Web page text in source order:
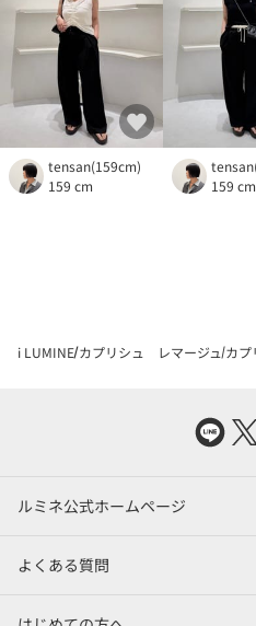
tensan(159cm)
159 cm
159 cm
i LUMINE カプリシュ レマージュ カ
ルミネ公式ホームページ
よくある質問